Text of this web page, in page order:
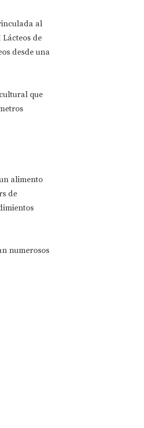
al
de
desde una
que
alimento
de
numerosos